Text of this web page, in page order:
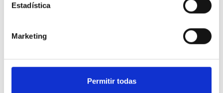
Estadística
Marketing
Permitir todas